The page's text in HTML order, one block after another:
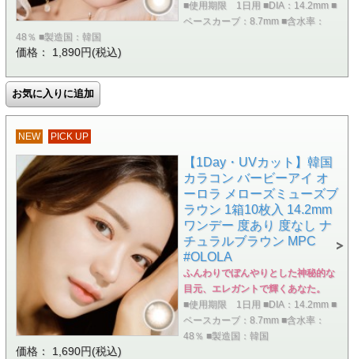
■使用期限 1日用 ■DIA：14.2mm ■
ベースカーブ：8.7mm ■含水率：
48％ ■製造国：韓国
価格： 1,890円(税込)
NEW PICK UP
【1Day・UVカット】韓国
カラコン バービーアイ オ
ーロラ メローズミューズブ
ラウン 1箱10枚入 14.2mm
ワンデー 度あり 度なし ナ
チュラルブラウン MPC
#OLOLA
ふんわりでぼんやりとした神秘的な
目元、エレガントで輝くあなた。
■使用期限 1日用 ■DIA：14.2mm ■
ベースカーブ：8.7mm ■含水率：
48％ ■製造国：韓国
価格： 1,690円(税込)